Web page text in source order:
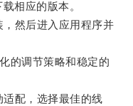
相应的版本。
然后进入应用程序并
调节策略和稳定的
配，选择最佳的线